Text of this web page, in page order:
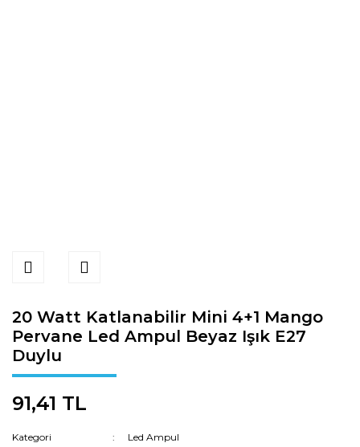
20 Watt Katlanabilir Mini 4+1 Mango
Pervane Led Ampul Beyaz Işık E27
Duylu
91,41 TL
Kategori
Led Ampul